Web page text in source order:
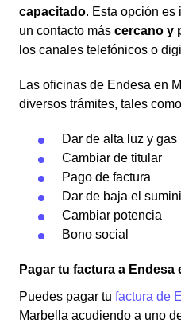
capacitado. Esta opción es
un contacto más cercano y
los canales telefónicos o
Las oficinas de Endesa en
diversos trámites, tales
Dar de alta luz y gas
Cambiar de titular
Pago de factura
Dar de baja el
Cambiar potencia
Bono social
Pagar tu factura a Endesa
Puedes pagar tu factura de
Marbella acudiendo a uno